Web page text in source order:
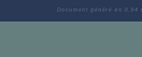
Document généré en 0.94